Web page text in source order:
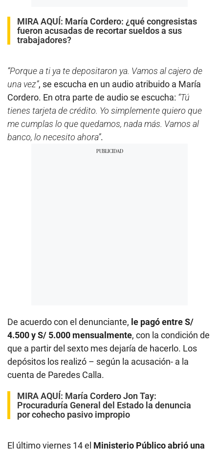
MIRA AQUÍ: María Cordero: ¿qué congresistas
fueron acusadas de recortar sueldos a sus
trabajadores?
“Porque a ti ya te depositaron ya. Vamos al cajero de
una vez”, se escucha en un audio atribuido a María
Cordero. En otra parte de audio se escucha: “Tú
tienes tarjeta de crédito. Yo simplemente quiero que
me cumplas lo que quedamos, nada más. Vamos al
banco, lo necesito ahora”.
De acuerdo con el denunciante, le pagó entre S/
4.500 y S/ 5.000 mensualmente, con la condición de
que a partir del sexto mes dejaría de hacerlo. Los
depósitos los realizó – según la acusación- a la
cuenta de Paredes Calla.
MIRA AQUÍ: María Cordero Jon Tay:
Procuraduría General del Estado la denuncia
por cohecho pasivo impropio
El último viernes 14 el Ministerio Público abrió una